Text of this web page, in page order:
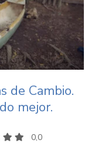
de Cambio.
mejor.
0,0